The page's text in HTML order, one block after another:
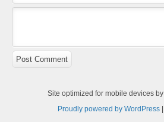
Post Comment
Site optimized for mobile devices by
Proudly powered by WordPress|